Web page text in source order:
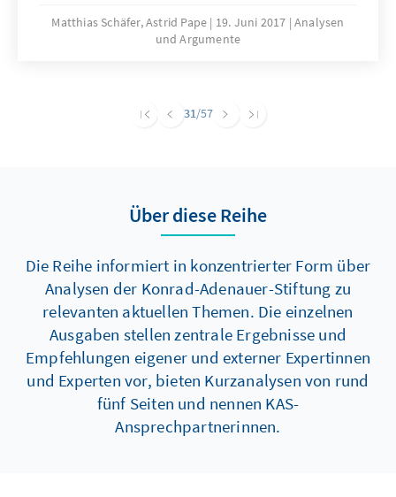
gemeinsamer Regelungen ist dafür eine
notwendige, aber keine hinreichende
wird, die nationalen Prägungen zugunsten
Matthias Schäfer, Astrid Pape 19. Juni 2017 Analysen
und Argumente
31/57
Über diese Reihe
Die Reihe informiert in konzentrierter Form über
Analysen der Konrad-Adenauer-Stiftung zu
relevanten aktuellen Themen. Die einzelnen
Ausgaben stellen zentrale Ergebnisse und
Empfehlungen eigener und externer Expertinnen
und Experten vor, bieten Kurzanalysen von rund
fünf Seiten und nennen KAS-
Ansprechpartnerinnen.